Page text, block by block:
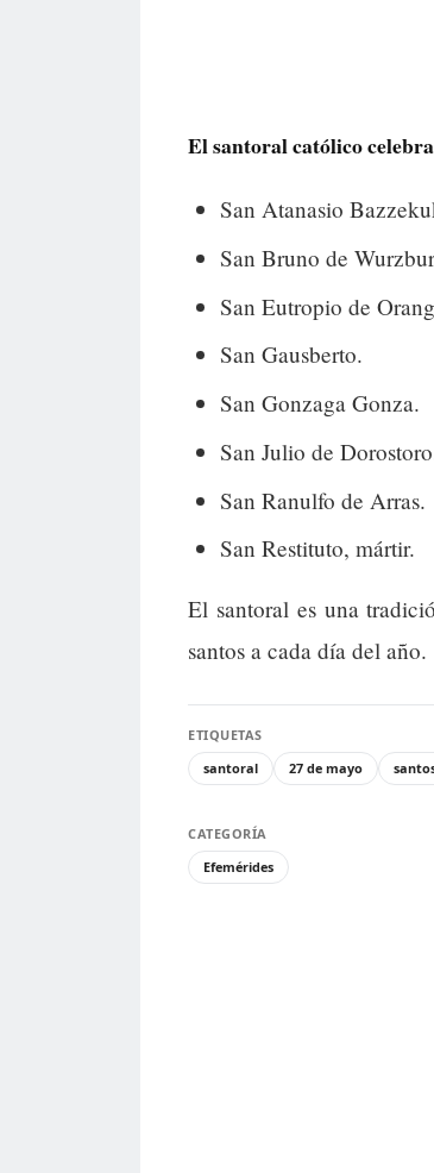
El santoral católico
San Atanasio
San Bruno de
San Eutropio de
San Gausberto.
San Gonzaga Gonza.
San Julio de
San Ranulfo de Arras.
San Restituto, mártir.
El santoral es una
santos a cada día del año.
ETIQUETAS
santoral
27 de mayo
CATEGORÍA
Efemérides